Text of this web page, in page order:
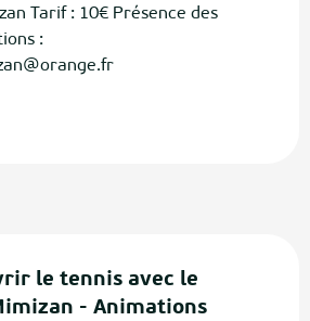
Tarif : 10€ Présence des
:
le tennis avec le
- Animations